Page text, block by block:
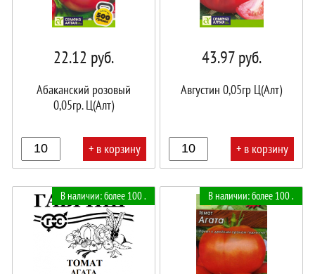
22.12 руб.
Абаканский розовый
0,05гр. Ц(Алт)
+ в корзину
корзине!
43.97руб.
Августин 0,05гр Ц(Алт)
+ в корзину
В наличии: более 100 . В наличии: более 100 .